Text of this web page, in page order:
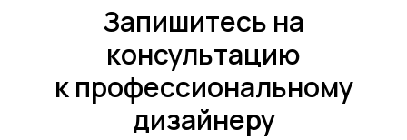
Запишитесь на
консультацию
к профессиональному
дизайнеру